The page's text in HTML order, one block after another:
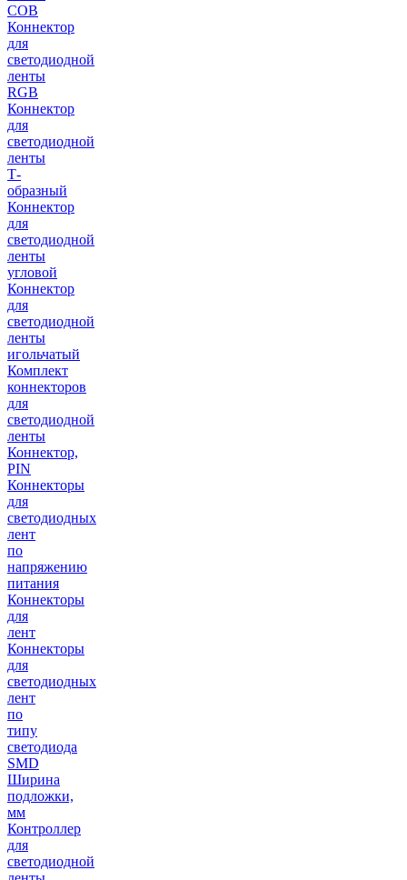
COB
Коннектор
для
светодиодной
ленты
RGB
Коннектор
для
светодиодной
ленты
Т-
образный
Коннектор
для
светодиодной
ленты
угловой
Коннектор
для
светодиодной
ленты
игольчатый
Комплект
коннекторов
для
светодиодной
ленты
Коннектор,
PIN
Коннекторы
для
светодиодных
лент
по
напряжению
питания
Коннекторы
для
лент
Коннекторы
для
светодиодных
лент
по
типу
светодиода
SMD
Ширина
подложки,
мм
Контроллер
для
светодиодной